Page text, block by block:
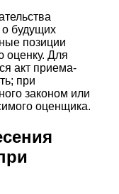
будущих
позиции
оценку. Для
акт приема-
при
законом или
оценщика.